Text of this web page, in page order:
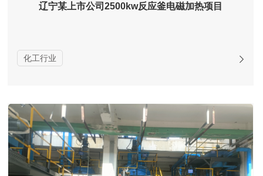
辽宁某上市公司2500kw反应釜电磁加热项目
化工行业